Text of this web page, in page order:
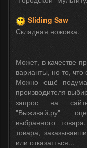
Sliding Saw
Складная ножовка.
Может, в качестве
варианты, но то,
Можно ещё
производителя
запрос на
"Выживай.ру"
выбранного
товара,
или отказатться...